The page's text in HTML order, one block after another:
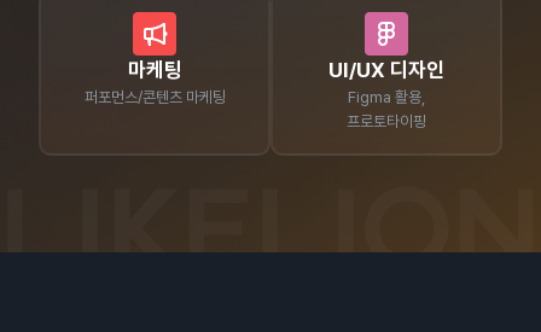
마케팅
퍼포먼스/콘텐츠 마케팅
UI/UX 디자인
Figma 활용,
프로토타이핑